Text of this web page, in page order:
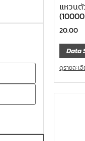
แหวนตั
20.00
Data
ดูรายละเ